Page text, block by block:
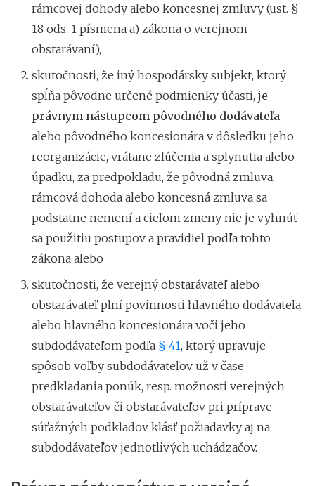
rámcovej dohody alebo koncesnej zmluvy (ust. §
18 ods. 1 písmena a) zákona o verejnom
obstarávaní),
skutočnosti, že iný hospodársky subjekt, ktorý
spĺňa pôvodne určené podmienky účasti, je
právnym nástupcom pôvodného dodávateľa
alebo pôvodného koncesionára v dôsledku jeho
reorganizácie, vrátane zlúčenia a splynutia alebo
úpadku, za predpokladu, že pôvodná zmluva,
rámcová dohoda alebo koncesná zmluva sa
podstatne nemení a cieľom zmeny nie je vyhnúť
sa použitiu postupov a pravidiel podľa tohto
zákona alebo
skutočnosti, že verejný obstarávateľ alebo
obstarávateľ plní povinnosti hlavného dodávateľa
alebo hlavného koncesionára voči jeho
subdodávateľom podľa § 41, ktorý upravuje
spôsob voľby subdodávateľov už v čase
predkladania ponúk, resp. možnosti verejných
obstarávateľov či obstarávateľov pri príprave
súťažných podkladov klásť požiadavky aj na
subdodávateľov jednotlivých uchádzačov.